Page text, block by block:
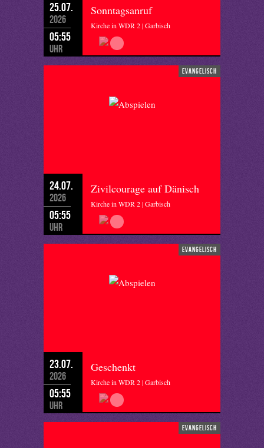
25.07.
2026
05:55
Uhr
Sonntagsanruf
Kirche in WDR 2 | Garbisch
evangelisch
24.07.
2026
05:55
Uhr
Zivilcourage auf Dänisch
Kirche in WDR 2 | Garbisch
evangelisch
23.07.
2026
05:55
Uhr
Geschenkt
Kirche in WDR 2 | Garbisch
evangelisch